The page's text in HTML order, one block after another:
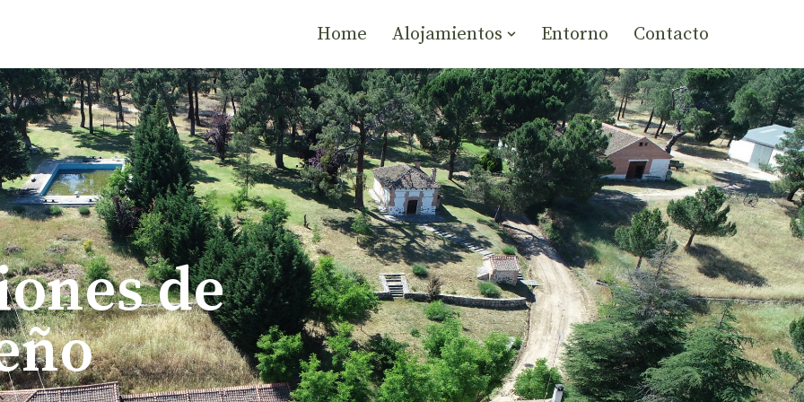
Home Alojamientos Entorno Contacto
de